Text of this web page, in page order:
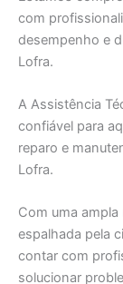
com
desempenho e
Lofra.
A Assistência
confiável para
reparo e
Lofra.
Com uma
espalhada pela
contar com
solucionar